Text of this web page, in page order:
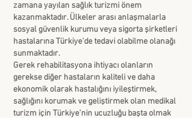
zamana yayılan sağlık turizmi önem
kazanmaktadır. Ülkeler arası anlaşmalarla
sosyal güvenlik kurumu veya sigorta şirketleri
hastalarına Türkiye’de tedavi olabilme olanağı
sunmaktadır.
Gerek rehabilitasyona ihtiyacı olanların
gerekse diğer hastaların kaliteli ve daha
ekonomik olarak hastalığını iyileştirmek,
sağlığını korumak ve geliştirmek olan medikal
turizm için Türkiye’nin ucuzluğu başta olmak